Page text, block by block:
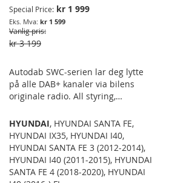
Special Price kr 1 999
kr 1 599
Vanlig pris
kr 3 199
Autodab SWC-serien lar deg lytte
på alle DAB+ kanaler via bilens
originale radio. All styring,
med bilens multifunksjonsratt -
mens DAB-teksten kommer opp på
bilens originale display. Passer til
følgende bilmodeller: HYUNDAI I40
(VF) ('11-'19), SANTE FE (SM) ('11-'18),
HYUNDAI, HYUNDAI SANTA FE,
HYUNDAI IX35, HYUNDAI I40,
HYUNDAI SANTA FE 3 (2012-2014),
HYUNDAI I40 (2011-2015), HYUNDAI
SANTA FE 4 (2018-2020), HYUNDAI